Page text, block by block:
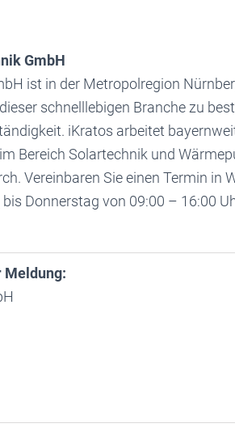
GmbH
ist in der Metropolregion
schnelllebigen Branche zu
iKratos arbeitet
Bereich Solartechnik und
Vereinbaren Sie einen Termin in
Donnerstag von 09:00 – 16:00
Meldung: